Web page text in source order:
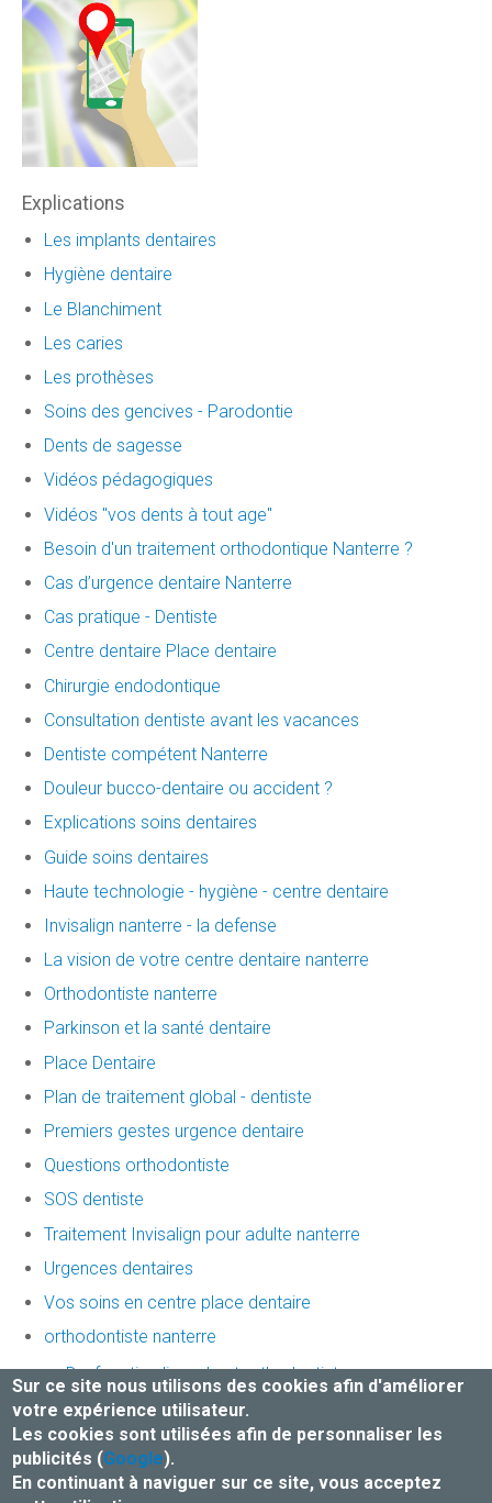
Explications
Les implants dentaires
Hygiène dentaire
Le Blanchiment
Les caries
Les prothèses
Soins des gencives - Parodontie
Dents de sagesse
Vidéos pédagogiques
Vidéos "vos dents à tout age"
Besoin d'un traitement orthodontique Nanterre ?
Cas d’urgence dentaire Nanterre
Cas pratique - Dentiste
Centre dentaire Place dentaire
Chirurgie endodontique
Consultation dentiste avant les vacances
Dentiste compétent Nanterre
Douleur bucco-dentaire ou accident ?
Explications soins dentaires
Guide soins dentaires
Haute technologie - hygiène - centre dentaire
Invisalign nanterre - la defense
La vision de votre centre dentaire nanterre
Orthodontiste nanterre
Parkinson et la santé dentaire
Place Dentaire
Plan de traitement global - dentiste
Premiers gestes urgence dentaire
Questions orthodontiste
SOS dentiste
Traitement Invisalign pour adulte nanterre
Urgences dentaires
Vos soins en centre place dentaire
orthodontiste nanterre
Dysfonction linguale et orthodontiste
Impact de l'orthodontie
Mentions légales et Traitement des données
Sur ce site nous utilisons des cookies afin d'améliorer
votre expérience utilisateur.
Les cookies sont utilisées afin de personnaliser les
publicités (Google).
En continuant à naviguer sur ce site, vous acceptez